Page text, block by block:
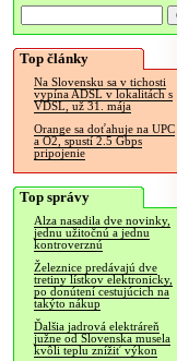
Top články
Na Slovensku sa v tichosti
vypína ADSL v lokalitách s
VDSL, už 31. mája
Orange sa doťahuje na UPC
a O2, spustí 2.5 Gbps
pripojenie
Top správy
Alza nasadila dve novinky,
jednu užitočnú a jednu
kontroverznú
Železnice predávajú dve
tretiny lístkov elektronicky,
po donútení cestujúcich na
takýto nákup
Ďalšia jadrová elektráreň
južne od Slovenska musela
kvôli teplu znížiť výkon